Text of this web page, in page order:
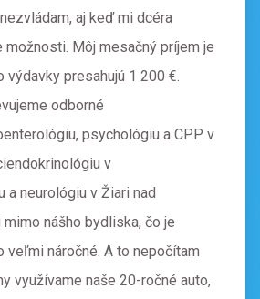
aj keď mi dcéra
možnosti. Môj mesačný príjem je
výdavky presahujú 1 200 €.
odborné
psychológiu a CPP v
v
a neurológiu v Žiari nad
nášho bydliska, čo je
veľmi náročné. A to nepočítam
využívame naše 20-ročné auto,